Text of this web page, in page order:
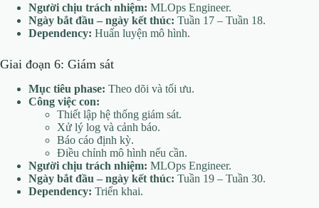
Người chịu trách nhiệm: MLOps Engineer.
Ngày bắt đầu – ngày kết thúc: Tuần 17 – Tuần 18.
Dependency: Huấn luyện mô hình.
Giai đoạn 6: Giám sát
Mục tiêu phase: Theo dõi và tối ưu.
Công việc con:
Thiết lập hệ thống giám sát.
Xử lý log và cảnh báo.
Báo cáo định kỳ.
Điều chỉnh mô hình nếu cần.
Người chịu trách nhiệm: MLOps Engineer.
Ngày bắt đầu – ngày kết thúc: Tuần 19 – Tuần 30.
Dependency: Triển khai.